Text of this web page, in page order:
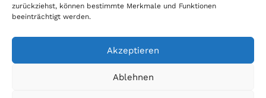
zurückziehst, können bestimmte Merkmale und Funktionen
beeinträchtigt werden.
Akzeptieren
Ablehnen
Luftsport Magazin